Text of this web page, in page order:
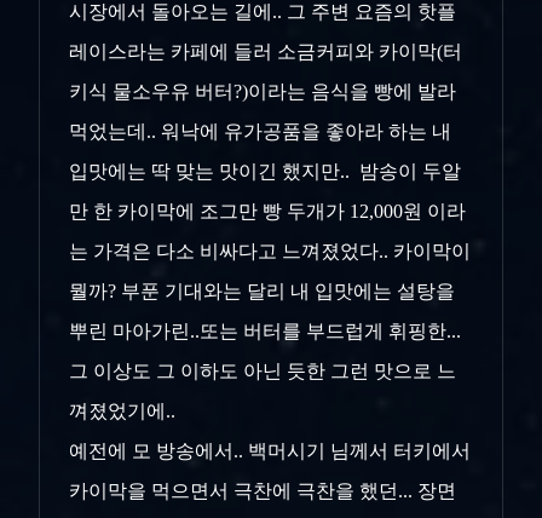
시장에서 돌아오는 길에.. 그 주변 요즘의 핫플
레이스라는 카페에 들러 소금커피와 카이막(터
키식 물소우유 버터?)이라는 음식을 빵에 발라
먹었는데.. 워낙에 유가공품을 좋아라 하는 내
입맛에는 딱 맞는 맛이긴 했지만.. 밤송이 두알
만 한 카이막에 조그만 빵 두개가 12,000원 이라
는 가격은 다소 비싸다고 느껴졌었다.. 카이막이
뭘까? 부푼 기대와는 달리 내 입맛에는 설탕을
뿌린 마아가린..또는 버터를 부드럽게 휘핑한...
그 이상도 그 이하도 아닌 듯한 그런 맛으로 느
껴졌었기에..
예전에 모 방송에서.. 백머시기 님께서 터키에서
카이막을 먹으면서 극찬에 극찬을 했던... 장면